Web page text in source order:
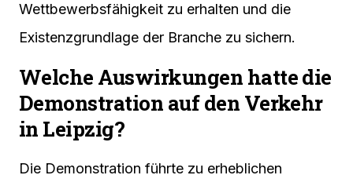
Wettbewerbsfähigkeit zu erhalten und die
Existenzgrundlage der Branche zu sichern.
Welche Auswirkungen hatte die
Demonstration auf den Verkehr
in Leipzig?
Die Demonstration führte zu erheblichen